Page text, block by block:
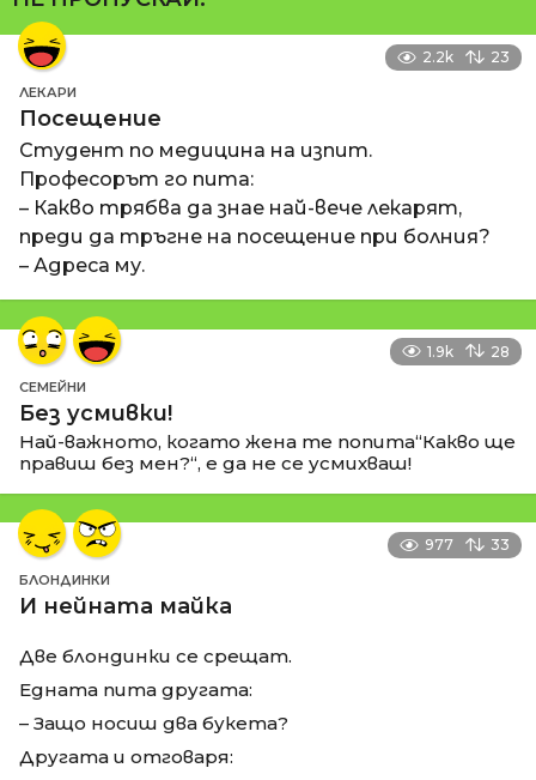
2.2k 23
ЛЕКАРИ
Посещение
Студент по медицина на изпит.
Професорът го пита:
– Какво трябва да знае най-вече лекарят,
преди да тръгне на посещение при болния?
– Адреса му.
1.9k 28
СЕМЕЙНИ
Без усмивки!
Най-важното, когато жена те попита“Какво ще
правиш без мен?“, е да не се усмихваш!
977 33
БЛОНДИНКИ
И нейната майка
Две блондинки се срещат.
Едната пита другата:
– Защо носиш два букета?
Другата и отговаря: